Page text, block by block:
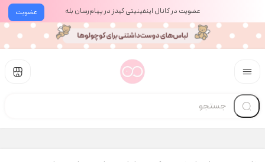
عضویت عضویت در کانال اینفینیتی کیدز در پیام‌رسان بله